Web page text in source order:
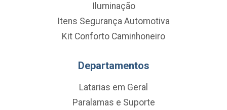
Iluminação
Itens Segurança Automotiva
Kit Conforto Caminhoneiro
Departamentos
Latarias em Geral
Paralamas e Suporte